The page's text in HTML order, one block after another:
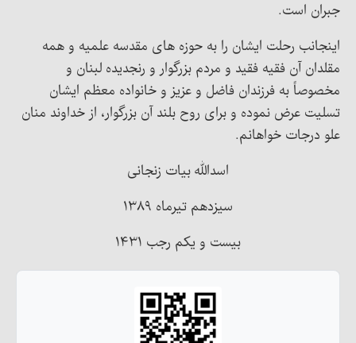
جبران است.
اینجانب رحلت ایشان را به حوزه های مقدسه علمیه و همه
مقلدان آن فقیه فقید و مردم بزرگوار و رنجدیده لبنان و
مخصوصاً به فرزندان فاضل و عزیز و خانواده معظم ایشان
تسلیت عرض نموده و برای روح بلند آن بزرگوار، از خداوند منان
علو درجات خواهانم.
اسدالله بیات زنجانی
سیزدهم تیرماه ۱۳۸۹
بیست و یکم رجب ۱۴۳۱